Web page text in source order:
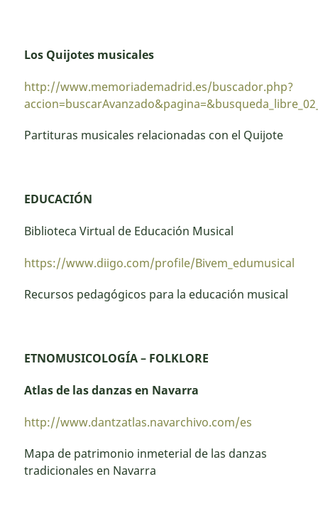
Los Quijotes musicales
http://www.memoriademadrid.es/buscador.php?
Partituras musicales relacionadas con el Quijote
EDUCACIÓN
Biblioteca Virtual de Educación Musical
https://www.diigo.com/profile/Bivem_edumusical
Recursos pedagógicos para la educación musical
ETNOMUSICOLOGÍA – FOLKLORE
Atlas de las danzas en Navarra
http://www.dantzatlas.navarchivo.com/es
Mapa de patrimonio inmeterial de las danzas
tradicionales en Navarra